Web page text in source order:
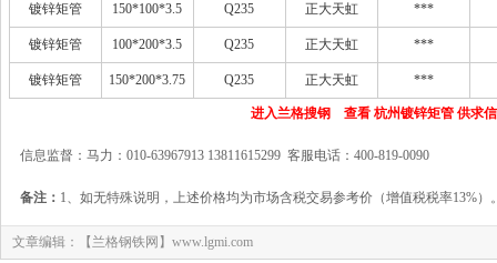
镀锌矩管 150*100*3.5 Q235 正大天虹 ***
镀锌矩管 100*200*3.5 Q235 正大天虹 ***
镀锌矩管 150*200*3.75 Q235 正大天虹 ***
进入兰格搜钢 查看 杭州镀锌矩管 供求
信息监督：马力：010-63967913 13811615299 客服电话：400-819-0090
备注： 1、如无特殊说明，上述价格均为市场含税交易参考价（增值税税率13%）
文章编辑：【兰格钢铁网】www.lgmi.com